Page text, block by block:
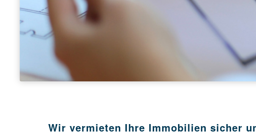
Wir vermieten Ihre Immobilien sicher